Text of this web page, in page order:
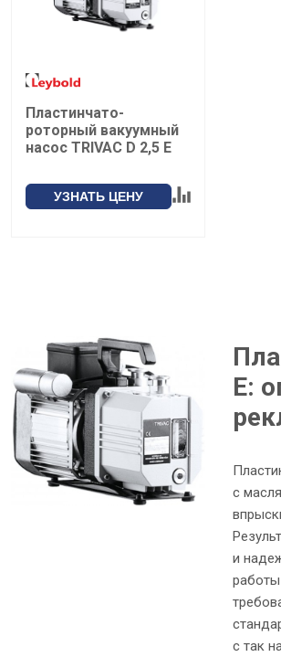
Пластинчато-
роторный вакуумный
насос TRIVAC D 2,5 E
УЗНАТЬ ЦЕНУ
E:
с
и
с так